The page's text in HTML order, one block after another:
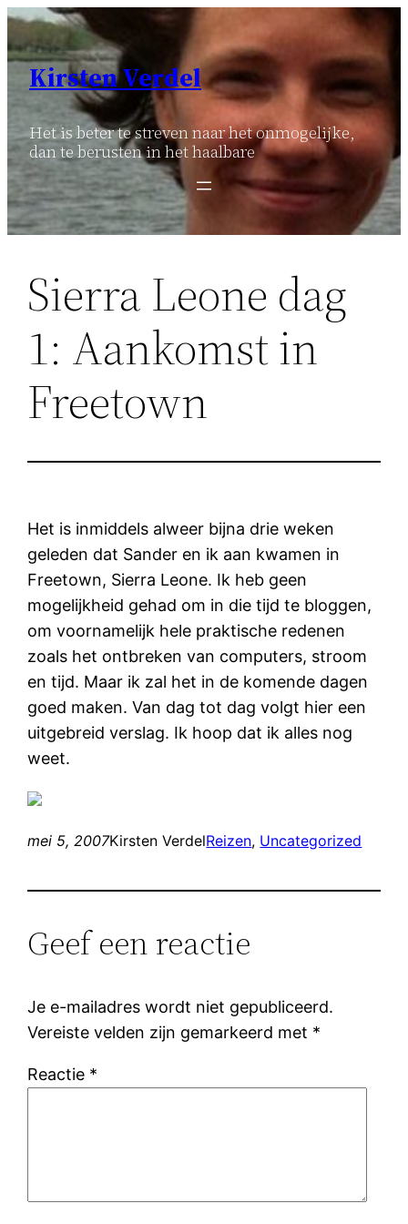
Ga
naar
inhoud
Kirsten Verdel
Het is beter te streven naar het onmogelijke,
dan te berusten in het haalbare
Sierra Leone dag
1: Aankomst in
Freetown
Het is inmiddels alweer bijna drie weken
geleden dat Sander en ik aan kwamen in
Freetown, Sierra Leone. Ik heb geen
mogelijkheid gehad om in die tijd te bloggen,
om voornamelijk hele praktische redenen
zoals het ontbreken van computers, stroom
en tijd. Maar ik zal het in de komende dagen
goed maken. Van dag tot dag volgt hier een
uitgebreid verslag. Ik hoop dat ik alles nog
weet.
mei 5, 2007Kirsten VerdelReizen, Uncategorized
Geef een reactie
Je e-mailadres wordt niet gepubliceerd.
Vereiste velden zijn gemarkeerd met *
Reactie *